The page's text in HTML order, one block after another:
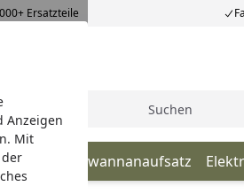
Anzeigen
Mit
Ersatzteile
Badewannanaufsatz